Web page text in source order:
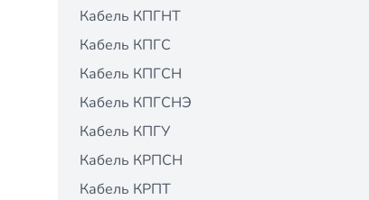
Кабель КПГНТ
Кабель КПГС
Кабель КПГСН
Кабель КПГСНЭ
Кабель КПГУ
Кабель КРПСН
Кабель КРПТ